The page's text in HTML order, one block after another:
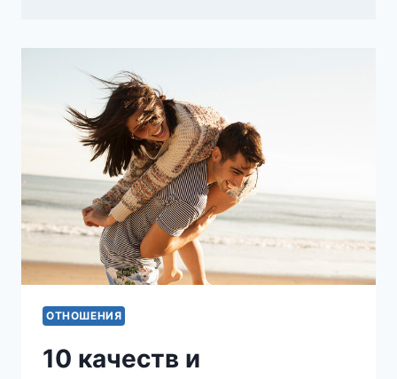
ОТНОШЕНИЯ
10 качеств и